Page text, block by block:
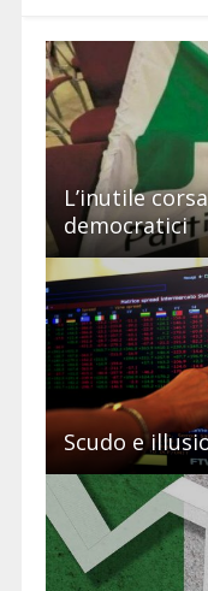
L’inutile
democratici
Scudo e